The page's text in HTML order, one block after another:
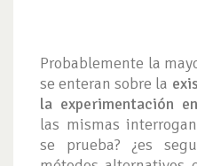
Probablemente la
se enteran sobre la
la experimentación
las mismas
se prueba? ¿es